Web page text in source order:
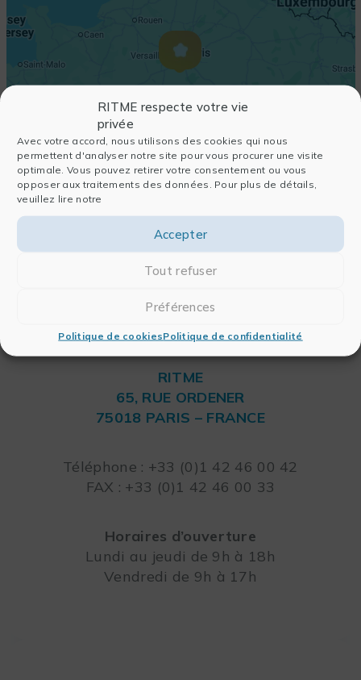
RITME respecte votre vie
privée
Avec votre accord, nous utilisons des cookies qui nous
permettent d'analyser notre site pour vous procurer une visite
optimale. Vous pouvez retirer votre consentement ou vous
opposer aux traitements des données. Pour plus de détails,
veuillez lire notre
Accepter
Tout refuser
Préférences
Politique de cookiesPolitique de confidentialité
RITME
65, RUE ORDENER
75018 PARIS – FRANCE
Téléphone : +33 (0)1 42 46 00 42
FAX : +33 (0)1 42 46 00 33
Horaires d’ouverture
Lundi au jeudi de 9h à 18h
Vendredi de 9h à 17h